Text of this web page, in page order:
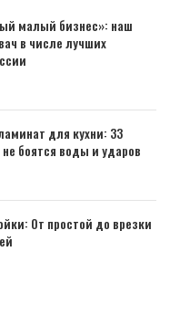
малый бизнес»: наш
в числе лучших
для кухни: 33
боятся воды и ударов
От простой до врезки